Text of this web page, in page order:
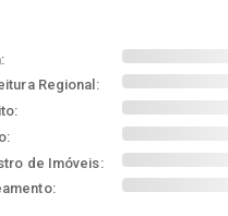
Regional:
de Imóveis: